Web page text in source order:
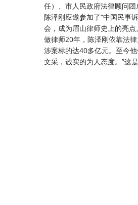
任）、市人民政府法律顾问
陈泽刚应邀参加了“中国民事
会，成为眉山律师史上的亮点。
做律师20年，陈泽刚依靠法
涉案标的达40多亿元。至今
文采，诚实的为人态度。”这